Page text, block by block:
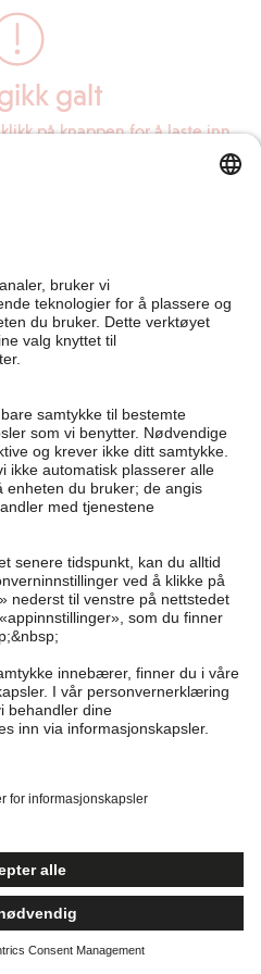
galt
på knappen for å laste inn
på nytt.